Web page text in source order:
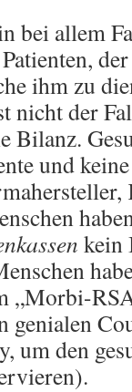
bei allem
ihm zu
nicht der
und
kein
„Morbi-
genialen
um den